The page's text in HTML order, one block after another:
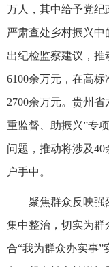
万人，其中给予党纪
严肃查处乡村振兴中
出纪检监察建议，
6100余万元，在高
2700余万元。贵州省
重监督、助振兴”专
问题，推动将涉及
户手中。
聚焦群众反映强
集中整治，切实为群
合“我为群众办实事”